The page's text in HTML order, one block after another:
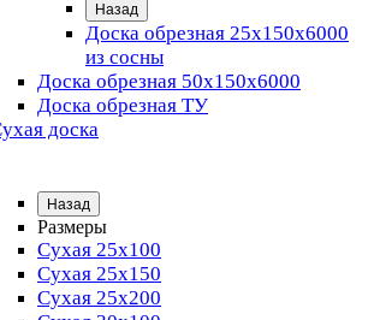
Назад
Доска обрезная 25x150x6000
из сосны
Доска обрезная 50х150х6000
Доска обрезная ТУ
доска
Назад
Размеры
Сухая 25х100
Сухая 25х150
Сухая 25х200